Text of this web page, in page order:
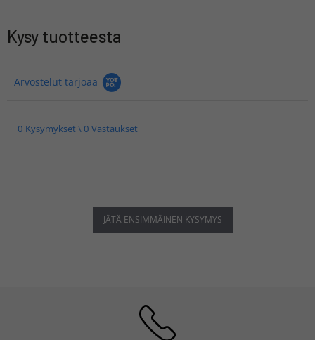
Kysy tuotteesta
Arvostelut tarjoaa
0 Kysymykset \ 0 Vastaukset
JÄTÄ ENSIMMÄINEN KYSYMYS